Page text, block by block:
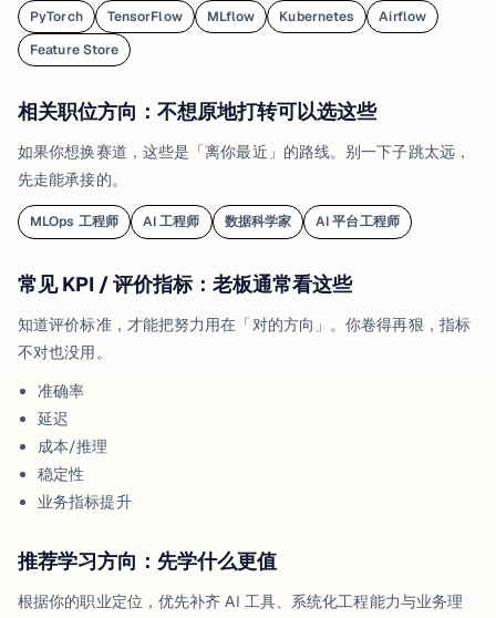
PyTorch TensorFlow MLflow Kubernetes
Airflow
Feature Store
相关职位方向：不想原地打转可以选这些
如果你想换赛道，这些是「离你最近」的路线。别一下子跳太远，
先走能承接的。
MLOps 工程师 AI 工程师 数据科学家 AI 平台工程师
常见 KPI / 评价指标：老板通常看这些
知道评价标准，才能把努力用在「对的方向」。你卷得再狠，指标
不对也没用。
准确率
延迟
成本/推理
稳定性
业务指标提升
推荐学习方向：先学什么更值
根据你的职业定位，优先补齐 AI 工具、系统化工程能力与业务理